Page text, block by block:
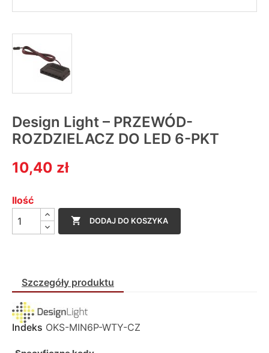
Design Light – PRZEWÓD-
ROZDZIELACZ DO LED 6-PKT
10,40 zł
Ilość
 DODAJ DO KOSZYKA
Szczegóły produktu
Indeks OKS-MIN6P-WTY-CZ